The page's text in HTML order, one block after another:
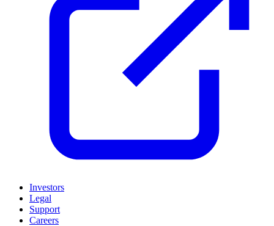
Investors
Legal
Support
Careers